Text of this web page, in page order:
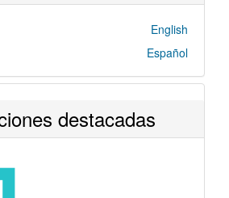
English
Español
destacadas